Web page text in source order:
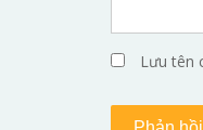
Lưu tên